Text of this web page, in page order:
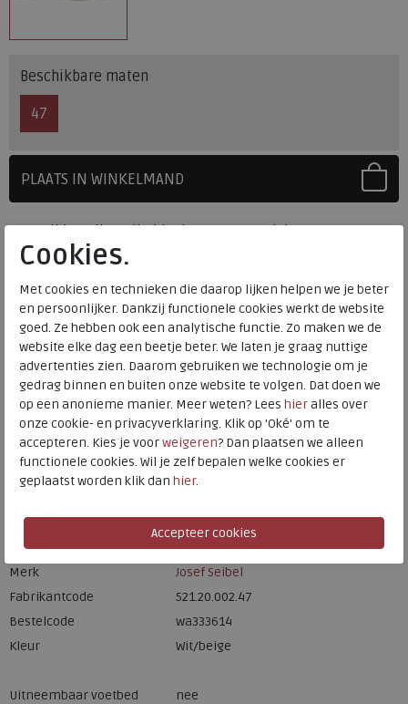
Beschikbare maten
47
PLAATS IN WINKELMAND
SELECTEER EERST UW MAAT
Levertijd op dit artikel bedraagt 3-5 werkdagen.
Onze winkelvoorraad
Maat
47
Meijerink Heemskerk
HEEMSKERK
Meijerink Hoorn
HOORN
Hulp nodig? bel:0229 760 760
Gratis verzending binnen Nederland*
Voor 14:00 uur besteld = dezelfde werkdag verzonden*
Altijd retourneren, binnen 1 werkdag terugbetaald
Merk
Josef Seibel
Fabrikantcode
521.20.002.47
Bestelcode
wa333614
Kleur
Wit/beige
Uitneembaar voetbed nee
Cookies.
Met cookies en technieken die daarop lijken helpen we je beter
en persoonlijker. Dankzij functionele cookies werkt de website
goed. Ze hebben ook een analytische functie. Zo maken we de
website elke dag een beetje beter. We laten je graag nuttige
advertenties zien. Daarom gebruiken we technologie om je
gedrag binnen en buiten onze website te volgen. Dat doen we
op een anonieme manier. Meer weten? Lees hieralles over
onze cookie- en privacyverklaring. Klik op 'Oké' om te
accepteren. Kies je voorweigeren? Dan plaatsen we alleen
functionele cookies. Wil je zelf bepalen welke cookies er
geplaatst worden klik dan hier.